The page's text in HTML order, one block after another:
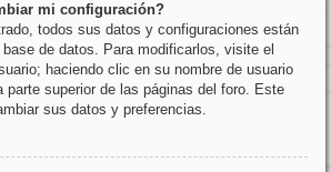
mi configuración?
todos sus datos y configuraciones están
de datos. Para modificarlos, visite el
haciendo clic en su nombre de usuario
parte superior de las páginas del foro. Este
sus datos y preferencias.